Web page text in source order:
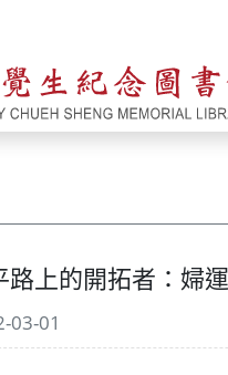
路上的開拓者：婦
03-01